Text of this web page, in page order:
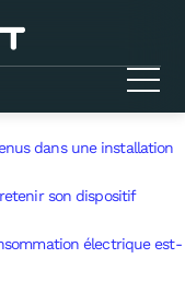
particulier
dans une installation
son dispositif
électrique est-